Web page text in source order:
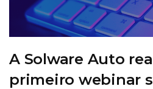
A Solware Auto
primeiro webinar